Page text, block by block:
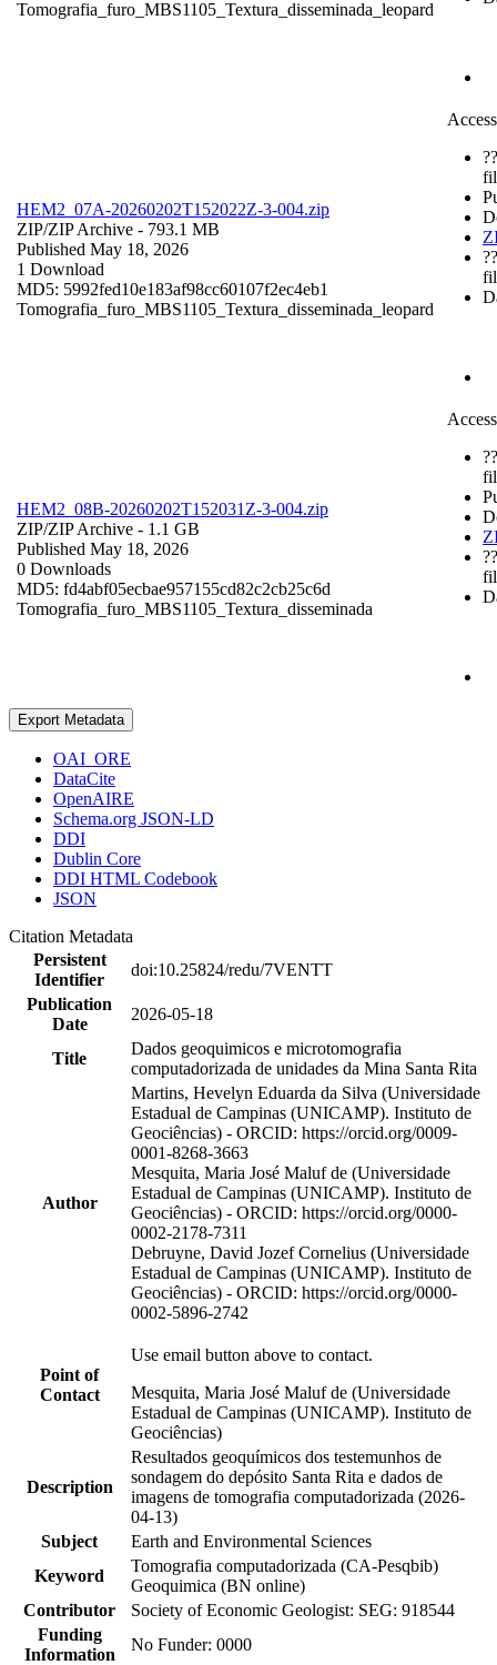
Tomografia_furo_MBS1105_Textura_disseminada_leopard
HEM2_07A-20260202T152022Z-3-004.zip
ZIP/ZIP Archive - 793.1 MB
Published May 18, 2026
1 Download
MD5: 5992fed10e183af98cc60107f2ec4eb1
Tomografia_furo_MBS1105_Textura_disseminada_leopard
HEM2_08B-20260202T152031Z-3-004.zip
ZIP/ZIP Archive - 1.1 GB
Published May 18, 2026
0 Downloads
MD5: fd4abf05ecbae957155cd82c2cb25c6d
Tomografia_furo_MBS1105_Textura_disseminada
Export Metadata
OAI_ORE
DataCite
OpenAIRE
Schema.org JSON-LD
DDI
Dublin Core
DDI HTML Codebook
JSON
Citation Metadata
Persistent
Identifier
doi:10.25824/redu/7VENTT
Publication
Date
2026-05-18
Title
Dados geoquimicos e microtomografia
computadorizada de unidades da Mina Santa Rita
Author
Martins, Hevelyn Eduarda da Silva (Universidade
Estadual de Campinas (UNICAMP). Instituto de
Geociências) - ORCID: https://orcid.org/0009-
0001-8268-3663
Mesquita, Maria José Maluf de (Universidade
Estadual de Campinas (UNICAMP). Instituto de
Geociências) - ORCID: https://orcid.org/0000-
0002-2178-7311
Debruyne, David Jozef Cornelius (Universidade
Estadual de Campinas (UNICAMP). Instituto de
Geociências) - ORCID: https://orcid.org/0000-
0002-5896-2742
Point of
Contact
Use email button above to contact.
Mesquita, Maria José Maluf de (Universidade
Estadual de Campinas (UNICAMP). Instituto de
Geociências)
Description
Resultados geoquímicos dos testemunhos de
sondagem do depósito Santa Rita e dados de
imagens de tomografia computadorizada (2026-
04-13)
Subject
Earth and Environmental Sciences
Keyword
Tomografia computadorizada (CA-Pesqbib)
Geoquimica (BN online)
Contributor
Society of Economic Geologist: SEG: 918544
Funding
Information
No Funder: 0000